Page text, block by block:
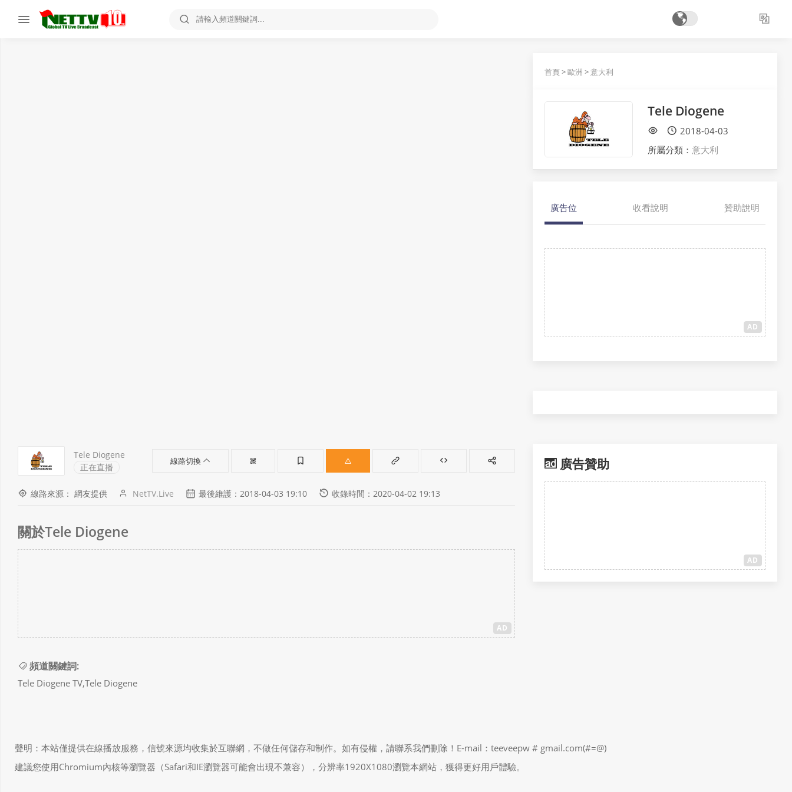
Tele Diogene
正在直播
線路切換
線路來源： 網友提供 NetTV.Live 最後維護：2018-04-03 19:10 收錄時間：2020-04-02 19:13
關於Tele Diogene
AD
頻道關鍵詞:
Tele Diogene TV,Tele Diogene
首頁>歐洲 >意大利
Tele Diogene
2018-04-03
所屬分類：意大利
廣告位 收看說明 贊助說明
AD
廣告贊助
AD
聲明：本站僅提供在線播放服務，信號來源均收集於互聯網，不做任何儲存和制作。如有侵權，請聯系我們刪除！E-mail：teeveepw # gmail.com(#=@)
建議您使用Chromium內核等瀏覽器（Safari和IE瀏覽器可能會出現不兼容），分辨率1920X1080瀏覽本網站，獲得更好用戶體驗。